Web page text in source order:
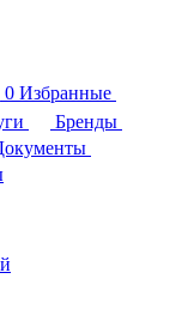
0 Избранные
Бренды